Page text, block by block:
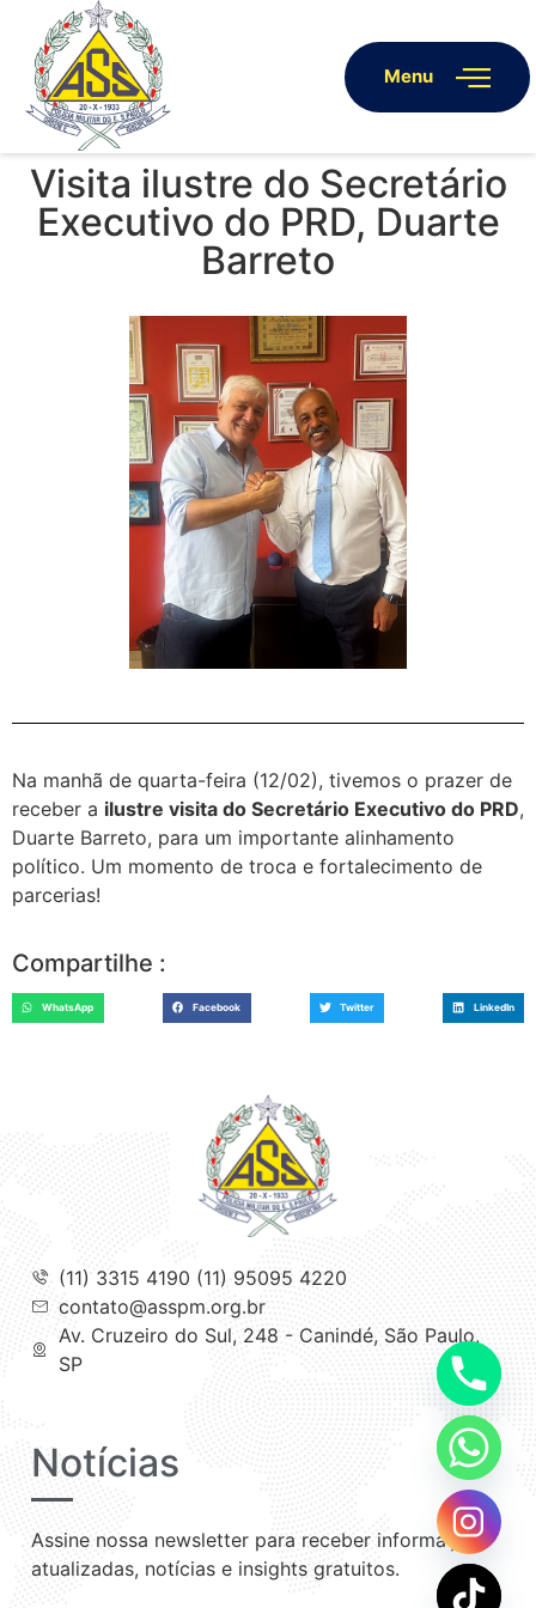
Menu
Visita ilustre do Secretário
Executivo do PRD, Duarte
Barreto
Na manhã de quarta-feira (12/02), tivemos o prazer de
receber a ilustre visita do Secretário Executivo do PRD,
Duarte Barreto, para um importante alinhamento
político. Um momento de troca e fortalecimento de
parcerias!
Compartilhe :
WhatsApp Facebook Twitter LinkedIn
(11) 3315 4190 (11) 95095 4220
contato@asspm.org.br
Av. Cruzeiro do Sul, 248 - Canindé, São Paulo,
SP
Notícias
Assine nossa newsletter para receber informações
atualizadas, notícias e insights gratuitos.